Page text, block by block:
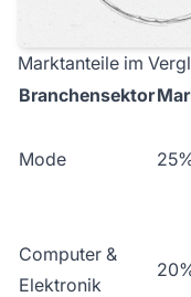
Marktanteile im
Branchensektor
Mode
Computer &
Elektronik